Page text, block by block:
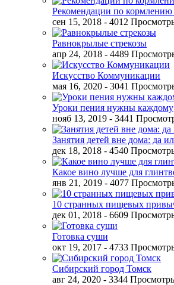
Рекомендации по кормлению
сен 15, 2018 - 4012
Равнокрылые стрекозы
апр 24, 2018 - 4489
Искусство Коммуникации
мая 16, 2020 - 3041
Уроки пения нужны каждому
нояб 13, 2019 - 3441
Занятия детей вне дома: да
дек 18, 2018 - 4540
Какое вино лучше для
янв 21, 2019 - 4077
10 странных пищевых
дек 01, 2018 - 6609
Готовка суши
окт 19, 2017 - 4733
Сибирский город Томск
авг 24, 2020 - 3344